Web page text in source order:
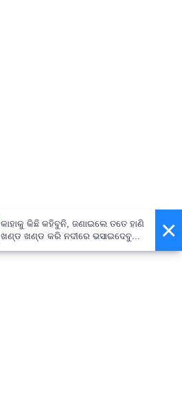
×
କାହାକୁ କିଛି କହିବୁନି, ଜଣାଇଲେ ତତେ ହାଣି
ଖଣ୍ଡ ଖଣ୍ଡ କରି ନଦୀରେ ଭସାଇଦେବୁ...